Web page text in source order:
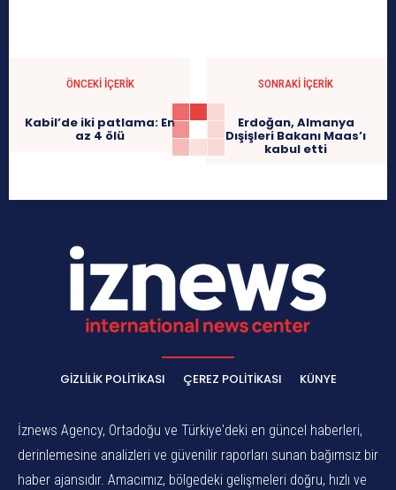
ÖNCEKI İÇERIK
Kabil’de iki patlama: En
az 4 ölü
SONRAKI İÇERIK
Erdoğan, Almanya
Dışişleri Bakanı Maas’ı
kabul etti
GIZLILIK POLITIKASI ÇEREZ POLITIKASI KÜNYE
İznews Agency, Ortadoğu ve Türkiye'deki en güncel haberleri,
derinlemesine analizleri ve güvenilir raporları sunan bağımsız bir
haber ajansıdır. Amacımız, bölgedeki gelişmeleri doğru, hızlı ve